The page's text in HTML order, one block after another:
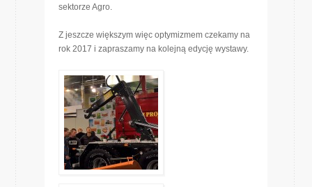
sektorze Agro.
Z jeszcze większym więc optymizmem czekamy na
rok 2017 i zapraszamy na kolejną edycję wystawy.